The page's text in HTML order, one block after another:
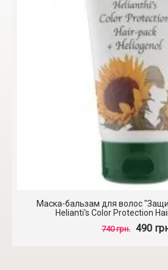
Маска-бальзам для волос
Helianti's Color Protection
740 грн. 490